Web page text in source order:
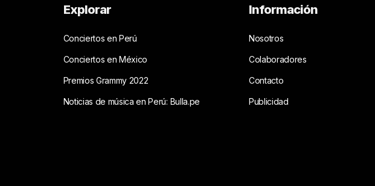
Explorar
Conciertos en Perú
Conciertos en México
Premios Grammy 2022
Noticias de música en Perú: Bulla.pe
Información
Nosotros
Colaboradores
Contacto
Publicidad